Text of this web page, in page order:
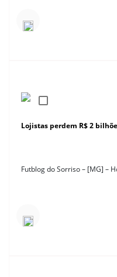
Lojistas perdem R$ 2
Futblog do Sorriso – [MG] –